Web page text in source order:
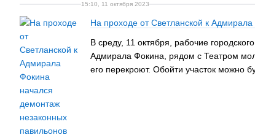
15:10, 11 октября 2023
На проходе от Светланской к
В среду, 11 октября, рабочие
Адмирала Фокина, рядом с Театром
его перекроют. Обойти участок можно